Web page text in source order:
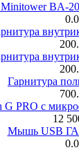
BA-
Гарнитура
G PRO с
12
Мышь USB